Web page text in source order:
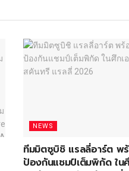
NEWS
ทีมมิตซูบิชิ แรลลี่อาร์ต พ
ป้องกันแชมป์เต็มพิกัด ใน